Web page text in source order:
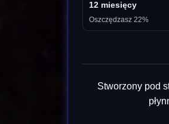
12 miesięcy
Oszczędzasz 22%
Stworzony pod